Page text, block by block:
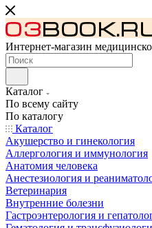
Интернет-магазин
Каталог
По всему сайту
По каталогу
Каталог
Акушерство и гинекология
Аллергология и иммунология
Анатомия человека
Анестезиология и
Ветеринария
Внутренние болезни
Гастроэнтерология и